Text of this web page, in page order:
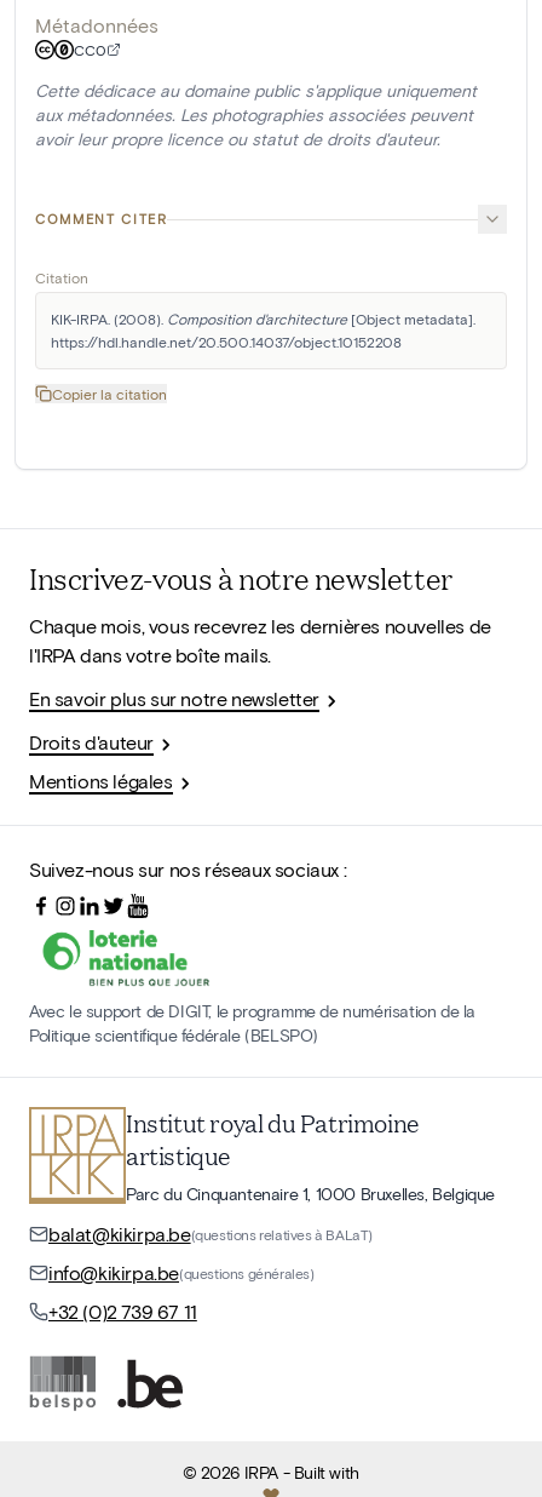
Métadonnées
CC0
Cette dédicace au domaine public s'applique uniquement
aux métadonnées. Les photographies associées peuvent
avoir leur propre licence ou statut de droits d'auteur.
COMMENT CITER
Citation
KIK-IRPA. (2008). Composition d'architecture [Object metadata].
https://hdl.handle.net/20.500.14037/object.10152208
Copier la citation
Inscrivez-vous à notre newsletter
Chaque mois, vous recevrez les dernières nouvelles de
l'IRPA dans votre boîte mails.
En savoir plus sur notre newsletter
Droits d'auteur
Mentions légales
Suivez-nous sur nos réseaux sociaux :
Avec le support de DIGIT, le programme de numérisation de la
Politique scientifique fédérale (BELSPO)
Institut royal du Patrimoine
artistique
Parc du Cinquantenaire 1, 1000 Bruxelles, Belgique
balat@kikirpa.be(questions relatives à BALaT)
info@kikirpa.be(questions générales)
+32 (0)2 739 67 11
©2026 IRPA- Built with